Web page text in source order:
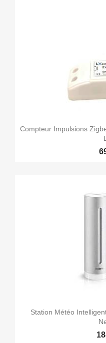
Compteur Impulsions
Station Météo